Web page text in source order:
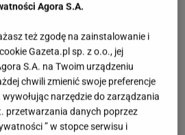
Agora S.A.
też zgodę na zainstalowanie i
Gazeta.pl sp. z o.o., jej
S.A. na Twoim urządzeniu
chwili zmienić swoje preferencje
narzędzie do zarządzania
przetwarzania danych poprzez
” w stopce serwisu i